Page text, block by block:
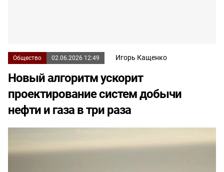
Общество 02.06.2026 12:49 Игорь Кащенко
Новый алгоритм ускорит
проектирование систем добычи
нефти и газа в три раза